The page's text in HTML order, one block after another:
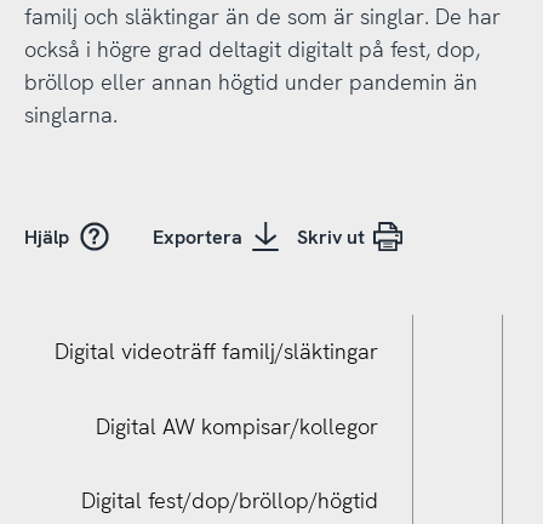
familj och släktingar än de som är singlar. De har
också i högre grad deltagit digitalt på fest, dop,
bröllop eller annan högtid under pandemin än
singlarna.
Hjälp Exportera Skriv ut
Digital fest/dop/bröllop/högtid
Digital AW kompisar/kollegor
Digital videoträff familj/släktingar